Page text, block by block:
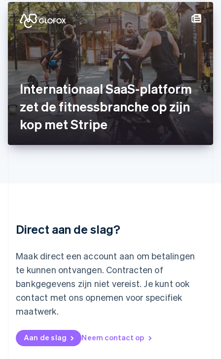
Internationaal SaaS-platform
zet de fitnessbranche op zijn
kop met Stripe
Direct aan de slag?
Maak direct een account aan om betalingen
te kunnen ontvangen. Contracten of
bankgegevens zijn niet vereist. Je kunt ook
contact met ons opnemen voor specifiek
maatwerk.
Aan de slag Neem contact op
Ierland
English
India
English
Italië
ItalianoEnglish
Japan
日本語English
Kroatië
EnglishItaliano
Letland
English
Liechtenstein
Deutsch
Litouwen
Mexico
Español English
Nederlands English
Nieuw-Zeeland
English
Noorwegen
English
DeutschEnglish
English
Portugal